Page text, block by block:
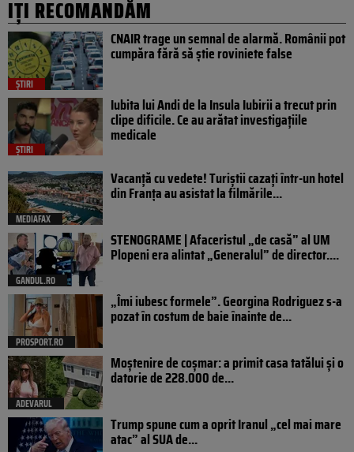
IȚI RECOMANDĂM
ȘTIRI
CNAIR trage un semnal de alarmă. Românii pot
cumpăra fără să știe roviniete false
ȘTIRI
Iubita lui Andi de la Insula Iubirii a trecut prin
clipe dificile. Ce au arătat investigațiile
medicale
MEDIAFAX
Vacanță cu vedete! Turiștii cazați într-un hotel
din Franța au asistat la filmările...
GANDUL.RO
STENOGRAME | Afaceristul „de casă” al UM
Plopeni era alintat „Generalul” de director....
PROSPORT.RO
„Îmi iubesc formele”. Georgina Rodriguez s-a
pozat în costum de baie înainte de...
ADEVARUL
Moștenire de coșmar: a primit casa tatălui și o
datorie de 228.000 de...
Trump spune cum a oprit Iranul „cel mai mare
atac” al SUA de...